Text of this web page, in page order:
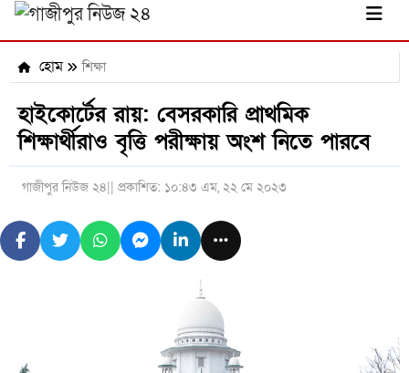
হোম শিক্ষা
হাইকোর্টের রায়: বেসরকারি প্রাথমিক
শিক্ষার্থীরাও বৃত্তি পরীক্ষায় অংশ নিতে পারবে
গাজীপুর নিউজ ২৪ || প্রকাশিত: ১০:৪৩ এম, ২২ মে ২০২৩